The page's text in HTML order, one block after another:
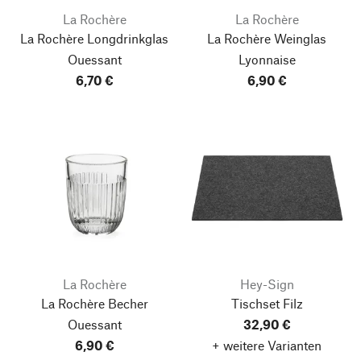
La Rochère
La Rochère Longdrinkglas
Ouessant
6,70 €
La Rochère
La Rochère Weinglas
Lyonnaise
6,90 €
La Rochère
La Rochère Becher
Ouessant
6,90 €
Hey-Sign
Tischset Filz
32,90 €
+ weitere Varianten